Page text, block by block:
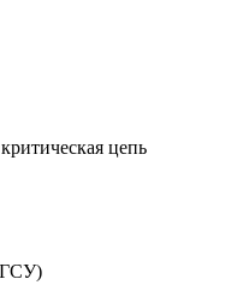
цепь